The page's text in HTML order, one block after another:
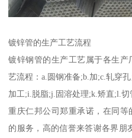
镀锌管的生产工艺流程
镀锌钢管的生产工艺属于各生
艺流程：a.圆钢准备;b.加;c.轧穿
加工;i.脱脂;j.固溶处理;k.矫直;l.切
重庆仁邦公司郑重承诺，在同
的服务，高的信誉来答谢各界